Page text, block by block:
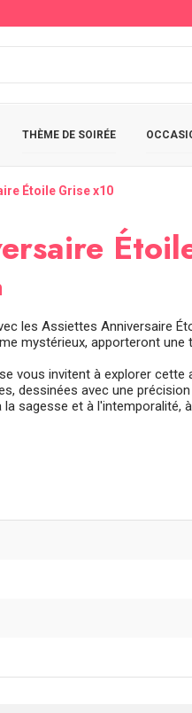
THÈME DE SOIRÉE
Étoile Grise x10
les Assiettes Anniversaire
mystérieux, apporteront
vous invitent à explorer
dessinées avec une précision
sagesse et à l'intemporalité,